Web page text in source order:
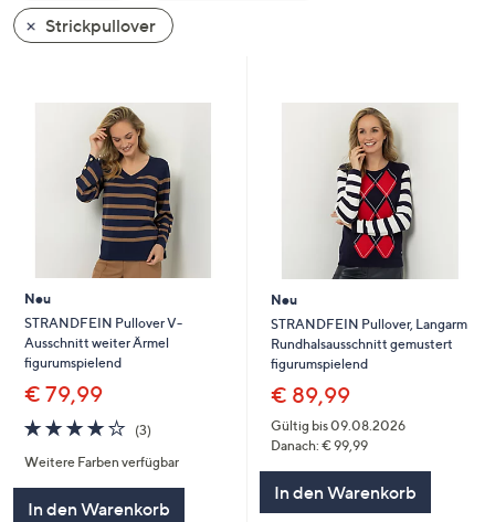
wischen
Sie
diese
anzuzeigen.
Strickpullover
Neu
STRANDFEIN Pullover V-
Ausschnitt weiter Ärmel
figurumspielend
€ 79,99
4.0
von
5
(3)3
Weitere Farben verfügbar
In den Warenkorb
Neu
STRANDFEIN Pullover, Langarm
Rundhalsausschnitt gemustert
figurumspielend
€ 89,99
Gültig bis 09.08.2026
Danach: € 99,99
In den Warenkorb